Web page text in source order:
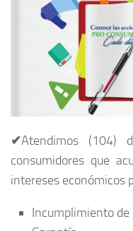
✔Atendimos (104)
consumidores que
intereses económicos
Incumplimiento de